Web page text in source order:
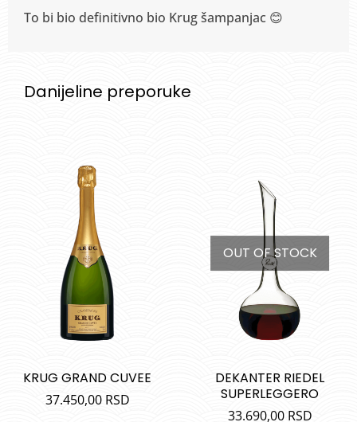
To bi bio definitivno bio Krug šampanjac 😊
Danijeline preporuke
KRUG GRAND CUVEE
37.450,00 RSD
OUT OF STOCK
DEKANTER RIEDEL
SUPERLEGGERO
33.690,00 RSD